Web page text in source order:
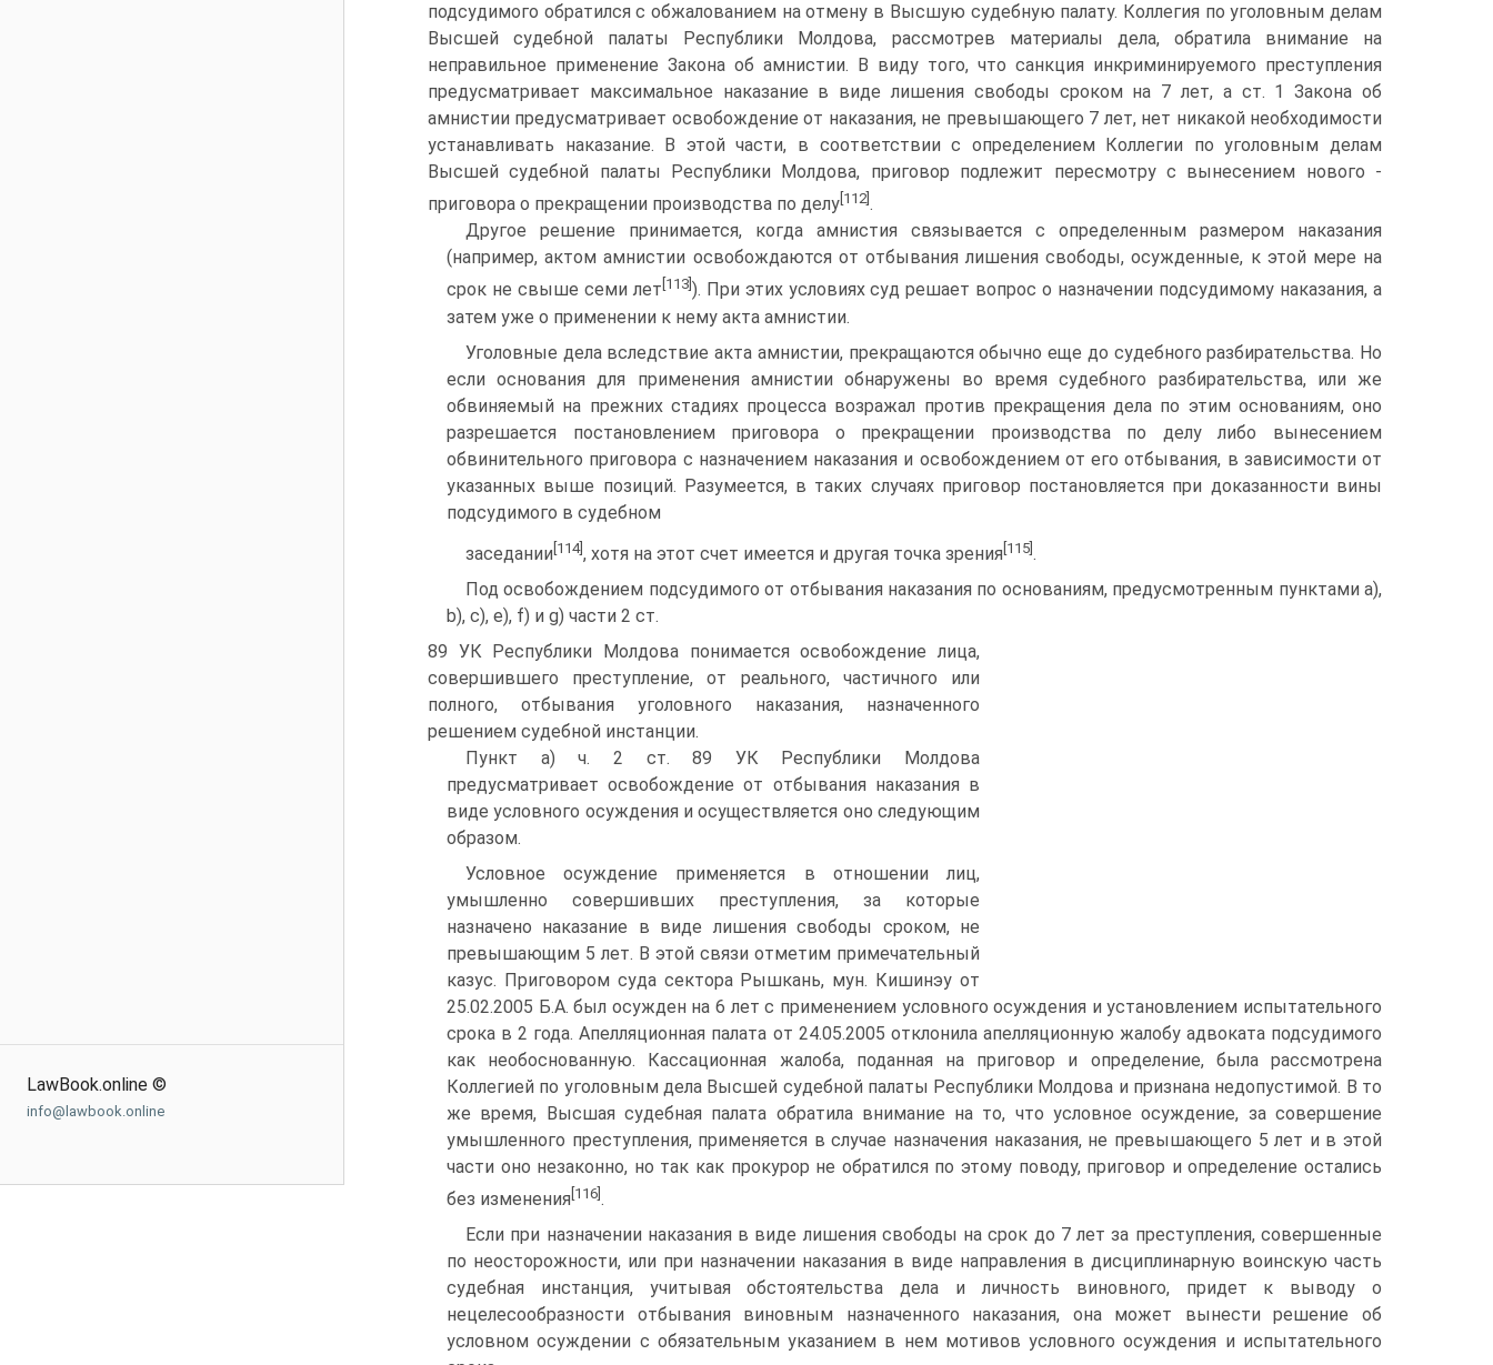
LawBook.online ©
info@lawbook.online
подсудимого обратился с обжалованием на отмену в Высшую судебную палату. Коллегия по уголовным делам
Высшей судебной палаты Республики Молдова, рассмотрев материалы дела, обратила внимание на
неправильное применение Закона об амнистии. В виду того, что санкция инкриминируемого преступления
предусматривает максимальное наказание в виде лишения свободы сроком на 7 лет, а ст. 1 Закона об
амнистии предусматривает освобождение от наказания, не превышающего 7 лет, нет никакой необходимости
устанавливать наказание. В этой части, в соответствии с определением Коллегии по уголовным делам
Высшей судебной палаты Республики Молдова, приговор подлежит пересмотру с вынесением нового -
приговора о прекращении производства по делу [112].
Другое решение принимается, когда амнистия связывается с определенным размером наказания
(например, актом амнистии освобождаются от отбывания лишения свободы, осужденные, к этой мере на
срок не свыше семи лет [113] ). При этих условиях суд решает вопрос о назначении подсудимому наказания, а
затем уже о применении к нему акта амнистии.
Уголовные дела вследствие акта амнистии, прекращаются обычно еще до судебного разбирательства. Но
если основания для применения амнистии обнаружены во время судебного разбирательства, или же
обвиняемый на прежних стадиях процесса возражал против прекращения дела по этим основаниям, оно
разрешается постановлением приговора о прекращении производства по делу либо вынесением
обвинительного приговора с назначением наказания и освобождением от его отбывания, в зависимости от
указанных выше позиций. Разумеется, в таких случаях приговор постановляется при доказанности вины
подсудимого в судебном
заседании [114], хотя на этот счет имеется и другая точка зрения [115].
Под освобождением подсудимого от отбывания наказания по основаниям, предусмотренным пунктами a),
b), c), e), f) и g) части 2 ст.
89 УК Республики Молдова понимается освобождение лица,
совершившего преступление, от реального, частичного или
полного, отбывания уголовного наказания, назначенного
решением судебной инстанции.
Пункт а) ч. 2 ст. 89 УК Республики Молдова
предусматривает освобождение от отбывания наказания в
виде условного осуждения и осуществляется оно следующим
образом.
Условное осуждение применяется в отношении лиц,
умышленно совершивших преступления, за которые
назначено наказание в виде лишения свободы сроком, не
превышающим 5 лет. В этой связи отметим примечательный
казус. Приговором суда сектора Рышкань, мун. Кишинэу от
25.02.2005 Б.А. был осужден на 6 лет с применением условного осуждения и установлением испытательного
срока в 2 года. Апелляционная палата от 24.05.2005 отклонила апелляционную жалобу адвоката подсудимого
как необоснованную. Кассационная жалоба, поданная на приговор и определение, была рассмотрена
Коллегией по уголовным дела Высшей судебной палаты Республики Молдова и признана недопустимой. В то
же время, Высшая судебная палата обратила внимание на то, что условное осуждение, за совершение
умышленного преступления, применяется в случае назначения наказания, не превышающего 5 лет и в этой
части оно незаконно, но так как прокурор не обратился по этому поводу, приговор и определение остались
без изменения [116] .
Если при назначении наказания в виде лишения свободы на срок до 7 лет за преступления, совершенные
по неосторожности, или при назначении наказания в виде направления в дисциплинарную воинскую часть
судебная инстанция, учитывая обстоятельства дела и личность виновного, придет к выводу о
нецелесообразности отбывания виновным назначенного наказания, она может вынести решение об
условном осуждении с обязательным указанием в нем мотивов условного осуждения и испытательного